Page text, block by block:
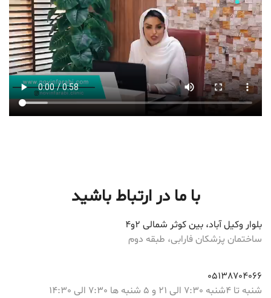
با ما در ارتباط باشید
بلوار وکیل آباد، بین کوثر شمالی 2و4
ساختمان پزشکان فارابی، طبقه دوم
05138704066
شنبه تا 4شنبه 7:30 الی 21 و 5 شنبه ها 7:30 الی 14:30